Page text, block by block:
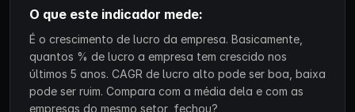
O que este indicador mede:
É o crescimento de lucro da empresa. Basicamente,
quantos % de lucro a empresa tem crescido nos
últimos 5 anos. CAGR de lucro alto pode ser boa, baixa
pode ser ruim. Compara com a média dela e com as
empresas do mesmo setor, fechou?